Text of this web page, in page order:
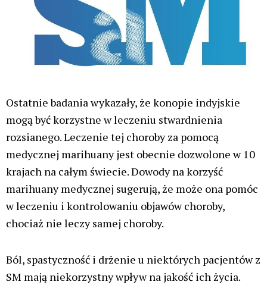
Ostatnie badania wykazały, że konopie indyjskie
mogą być korzystne w leczeniu stwardnienia
rozsianego. Leczenie tej choroby za pomocą
medycznej marihuany jest obecnie dozwolone w 10
krajach na całym świecie. Dowody na korzyść
marihuany medycznej sugerują, że może ona pomóc
w leczeniu i kontrolowaniu objawów choroby,
chociaż nie leczy samej choroby.
Ból, spastyczność i drżenie u niektórych pacjentów z
SM mają niekorzystny wpływ na jakość ich życia.